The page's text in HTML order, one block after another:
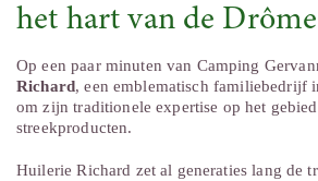
het hart van de Drôme
Op een paar minuten van Camping
Richard, een emblematisch familiebedrijf
om zijn traditionele expertise op het
streekproducten.
Huilerie Richard zet al generaties lang de